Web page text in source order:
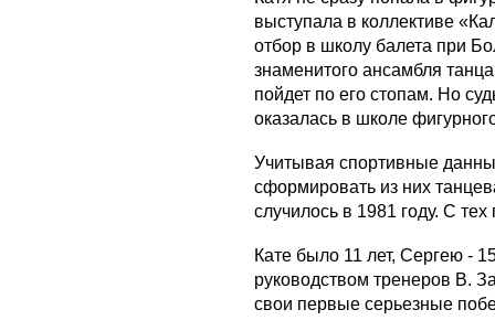
выступала в коллективе
отбор в школу балета при
знаменитого ансамбля
пойдет по его стопам. Но
оказалась в школе
Учитывая спортивные
сформировать из них
случилось в 1981 году. С
Кате было 11 лет, Сергею -
руководством тренеров В.
свои первые серьезные